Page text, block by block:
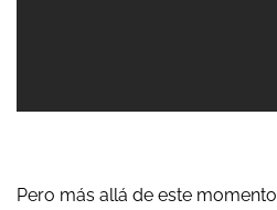
Pero más allá de este